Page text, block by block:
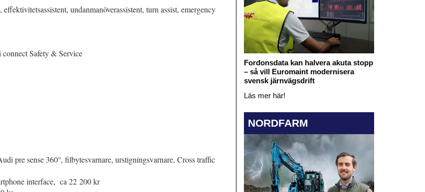
undanmanöverassistent, turn assist, emergency
Safety & Service
pre sense 360°, filbytesvarnare, urstigningsvarnare, Cross traffic
interface, ca 22 200 kr
Fordonsdata kan halvera akuta stopp
– så vill Euromaint modernisera
svensk järnvägsdrift
Läs mer här!
NORDFARM